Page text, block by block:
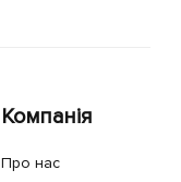
Компанія
Про нас